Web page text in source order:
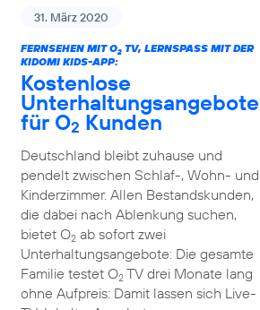
31. März 2020
FERNSEHEN MIT O2TV, LERNSPASS MIT DER K
IDOMI KIDS-APP:
Kostenlose
Unterhaltungsangebote
für O2 Kunden
Deutschland bleibt zuhause und
pendelt zwischen Schlaf-, Wohn- und
Kinderzimmer. Allen Bestandskunden,
die dabei nach Ablenkung suchen,
bietet O2ab sofort zwei
Unterhaltungsangebote: Die gesamte
Familie testet O2TV drei Monate lang
ohne Aufpreis: Damit lassen sich Live-